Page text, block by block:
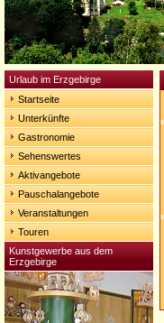
Urlaub im Erzgebirge
Startseite
Unterkünfte
Gastronomie
Sehenswertes
Aktivangebote
Pauschalangebote
Veranstaltungen
Touren
Kunstgewerbe aus dem
Erzgebirge